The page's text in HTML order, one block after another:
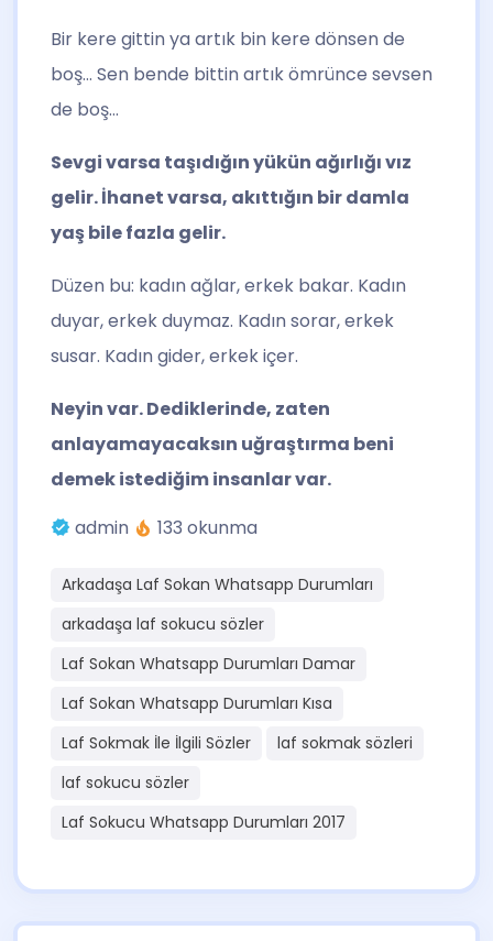
Bir kere gittin ya artık bin kere dönsen de
boş… Sen bende bittin artık ömrünce sevsen
de boş…
Sevgi varsa taşıdığın yükün ağırlığı vız
gelir. İhanet varsa, akıttığın bir damla
yaş bile fazla gelir.
Düzen bu: kadın ağlar, erkek bakar. Kadın
duyar, erkek duymaz. Kadın sorar, erkek
susar. Kadın gider, erkek içer.
Neyin var. Dediklerinde, zaten
anlayamayacaksın uğraştırma beni
demek istediğim insanlar var.
admin
133 okunma
Arkadaşa Laf Sokan Whatsapp Durumları
arkadaşa laf sokucu sözler
Laf Sokan Whatsapp Durumları Damar
Laf Sokan Whatsapp Durumları Kısa
Laf Sokmak İle İlgili Sözler
laf sokmak sözleri
laf sokucu sözler
Laf Sokucu Whatsapp Durumları 2017